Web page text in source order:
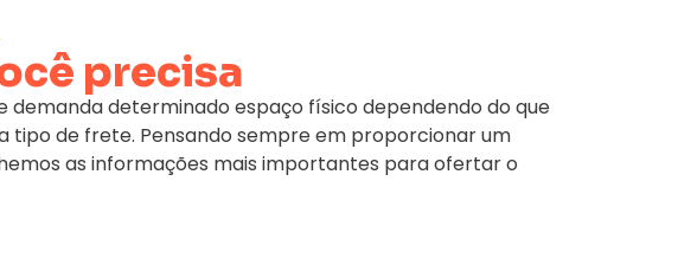
precisa
determinado espaço físico dependendo do que
tipo de frete. Pensando sempre em proporcionar um
as informações mais importantes para ofertar o